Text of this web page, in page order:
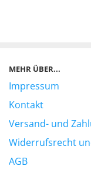
MEHR ÜBER...
Impressum
Kontakt
Versand- und
Widerrufsrecht
AGB